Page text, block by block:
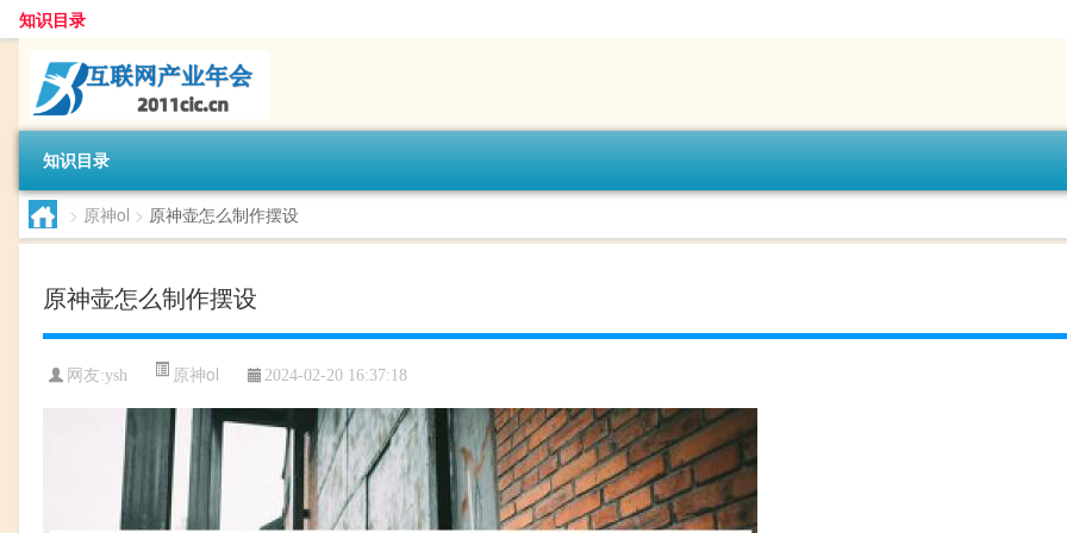
知识目录
知识目录
> 原神ol > 原神壶怎么制作摆设
原神壶怎么制作摆设
网友:ysh 原神ol 2024-02-20 16:37:18